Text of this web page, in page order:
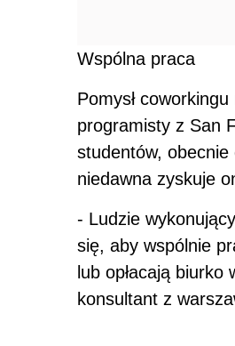
Wspólna praca
Pomysł
programisty z San
studentów,
niedawna zyskuje
- Ludzie
się, aby wspólnie
lub opłacają
konsultant z